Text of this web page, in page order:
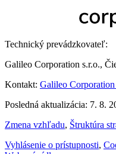
Technický prevádzkovateľ:
Galileo Corporation s.r.o.,
Kontakt: Galileo Corporation
Posledná aktualizácia: 7. 8.
Zmena vzhľadu, Štruktúra
Vyhlásenie o prístupnosti,